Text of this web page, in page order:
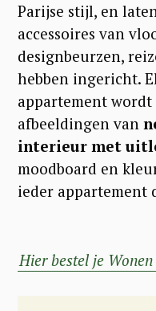
Parijse stijl, en
accessoires van
designbeurzen,
hebben ingericht.
appartement
afbeeldingen van
interieur met
moodboard en
ieder appartement
Hier bestel je